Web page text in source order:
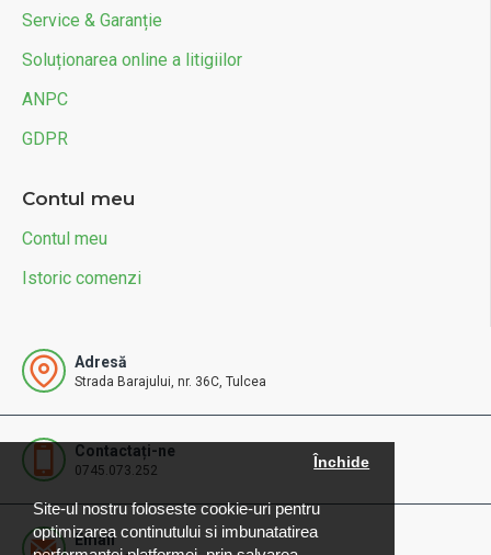
Site-ul nostru foloseste cookie-uri pentru
optimizarea continutului si imbunatatirea
Închide
Service & Garanție
Soluționarea online a litigiilor
ANPC
GDPR
Contul meu
Contul meu
Istoric comenzi
Adresă
Strada Barajului, nr. 36C, Tulcea
Contactați-ne
0745.073.252
Email